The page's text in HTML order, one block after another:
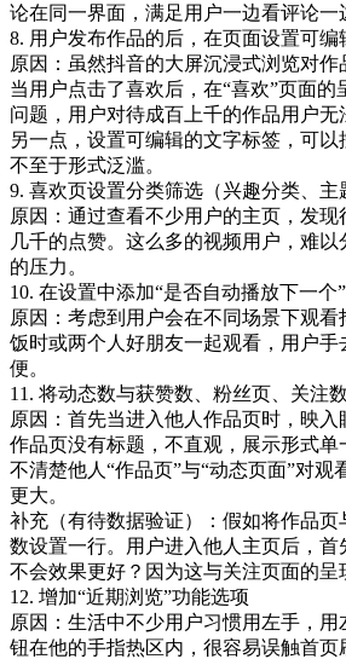
论在同一界面，满足用户一边看评论一
8. 用户发布作品的后，在页面设置可编
原因：虽然抖音的大屏沉浸式浏览对
当用户点击了喜欢后，在“喜欢”页面的
问题，用户对待成百上千的作品用户无
另一点，设置可编辑的文字标签，可以
不至于形式泛滥。
9. 喜欢页设置分类筛选（兴趣分类、主
原因：通过查看不少用户的主页，发现
几千的点赞。这么多的视频用户，难
的压力。
10. 在设置中添加“是否自动播放下一个
原因：考虑到用户会在不同场景下观
饭时或两个人好朋友一起观看，用户
便。
11. 将动态数与获赞数、粉丝页、关注
原因：首先当进入他人作品页时，映
作品页没有标题，不直观，展示形式
不清楚他人“作品页”与“动态页面”对观
更大。
补充（有待数据验证）：假如将作品页
数设置一行。用户进入他人主页后，首
不会效果更好？因为这与关注页面的呈
12. 增加“近期浏览”功能选项
原因：生活中不少用户习惯用左手，
钮在他的手指热区内，很容易误触首